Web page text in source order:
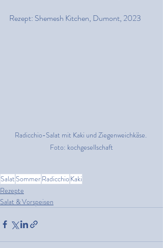
Rezept: Shemesh Kitchen, Dumont, 2023
Radicchio-Salat mit Kaki und Ziegenweichkäse.
Foto: kochgesellschaft
Salat SommerRadicchioKaki
Rezepte
Salat & Vorspeisen